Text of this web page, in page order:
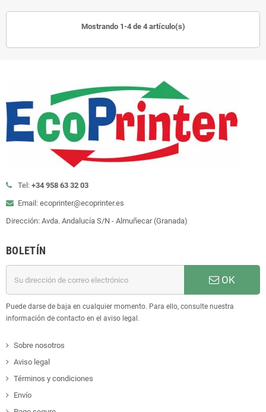
Mostrando 1-4 de 4 artículo(s)
Tel: +34 958 63 32 03
Email: ecoprinter@ecoprinter.es
Dirección: Avda. Andalucía S/N - Almuñecar (Granada)
BOLETÍN
OK
Puede darse de baja en cualquier momento. Para ello, consulte nuestra
información de contacto en el aviso legal.
Sobre nosotros
Aviso legal
Términos y condiciones
Envío